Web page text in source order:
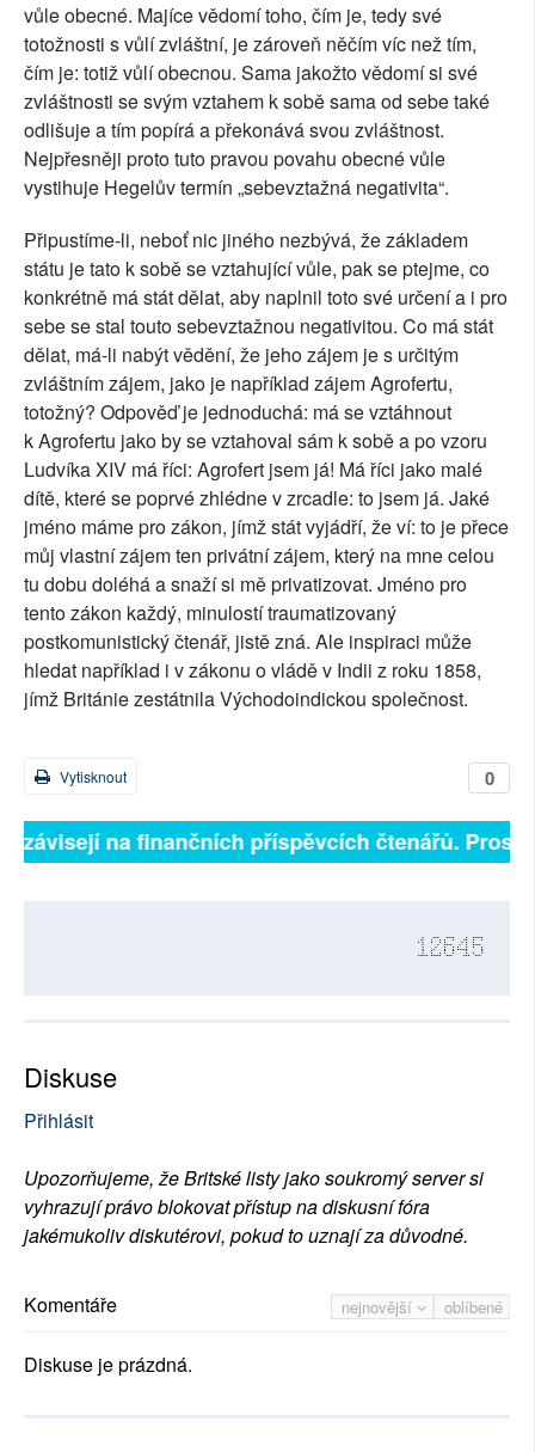
vůle obecné. Majíce vědomí toho, čím je, tedy své
totožnosti s vůlí zvláštní, je zároveň něčím víc než tím,
čím je: totiž vůlí obecnou. Sama jakožto vědomí si své
zvláštnosti se svým vztahem k sobě sama od sebe také
odlišuje a tím popírá a překonává svou zvláštnost.
Nejpřesněji proto tuto pravou povahu obecné vůle
vystihuje Hegelův termín „sebevztažná negativita“.
Připustíme-li, neboť nic jiného nezbývá, že základem
státu je tato k sobě se vztahující vůle, pak se ptejme, co
konkrétně má stát dělat, aby naplnil toto své určení a i pro
sebe se stal touto sebevztažnou negativitou. Co má stát
dělat, má-li nabýt vědění, že jeho zájem je s určitým
zvláštním zájem, jako je například zájem Agrofertu,
totožný? Odpověď je jednoduchá: má se vztáhnout
k Agrofertu jako by se vztahoval sám k sobě a po vzoru
Ludvíka XIV má říci: Agrofert jsem já! Má říci jako malé
dítě, které se poprvé zhlédne v zrcadle: to jsem já. Jaké
jméno máme pro zákon, jímž stát vyjádří, že ví: to je přece
můj vlastní zájem ten privátní zájem, který na mne celou
tu dobu doléhá a snaží si mě privatizovat. Jméno pro
tento zákon každý, minulostí traumatizovaný
postkomunistický čtenář, jistě zná. Ale inspiraci může
hledat například i v zákonu o vládě v Indii z roku 1858,
jímž Británie zestátnila Východoindickou společnost.
0
Vytisknout
na finančních příspěvcích čtenářů.
12645
Diskuse
Přihlásit
Upozorňujeme, že Britské listy jako soukromý server si
vyhrazují právo blokovat přístup na diskusní fóra
jakémukoliv diskutérovi, pokud to uznají za důvodné.
nejnovější oblíbené
Komentáře
Diskuse je prázdná.